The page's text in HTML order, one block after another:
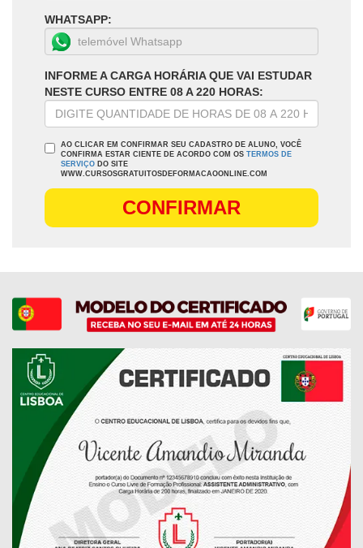
WHATSAPP:
INFORME A CARGA HORÁRIA QUE VAI ESTUDAR
NESTE CURSO ENTRE 08 A 220 HORAS:
AO CLICAR EM CONFIRMAR SEU CADASTRO DE ALUNO, VOCÊ
CONFIRMA ESTAR CIENTE DE ACORDO COM OS TERMOS DE
SERVIÇO DO SITE
WWW.CURSOSGRATUITOSDEFORMACAOONLINE.COM
CONFIRMAR